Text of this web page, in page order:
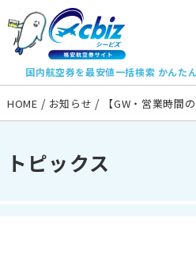
国内航空券を最安値一括検索 かんた
HOME お知らせ 【GW・営業時間
トピックス